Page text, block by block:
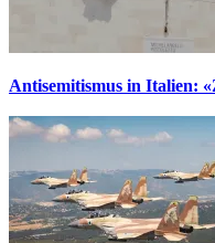
Antisemitismus in Italien: